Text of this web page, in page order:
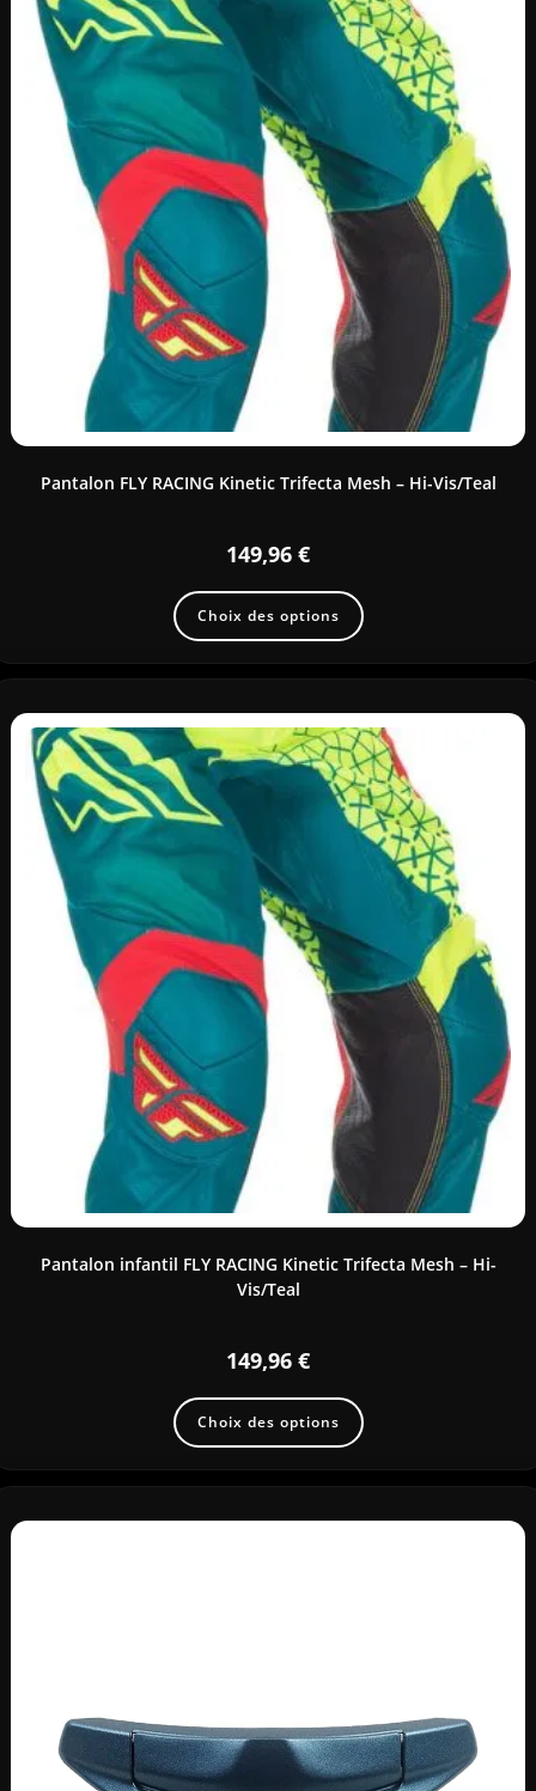
Pantalon FLY RACING Kinetic Trifecta Mesh – Hi-Vis/Teal
149,96 €
Choix des options
Pantalon infantil FLY RACING Kinetic Trifecta Mesh – Hi-
Vis/Teal
149,96 €
Choix des options